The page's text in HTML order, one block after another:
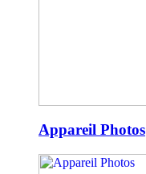
Appareil Photos